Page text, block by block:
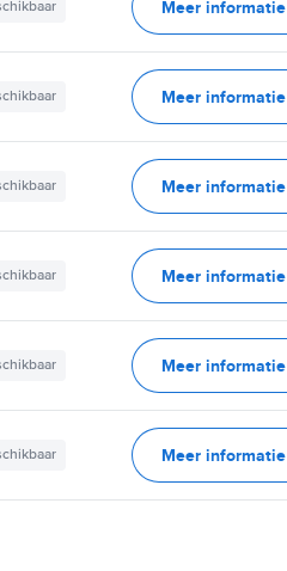
Meer informatie
Meer informatie
Meer informatie
Meer informatie
Meer informatie
Meer informatie